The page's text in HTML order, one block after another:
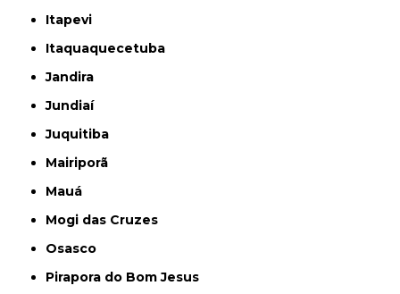
Itapevi
Itaquaquecetuba
Jandira
Jundiaí
Juquitiba
Mairiporã
Mauá
Mogi das Cruzes
Osasco
Pirapora do Bom Jesus